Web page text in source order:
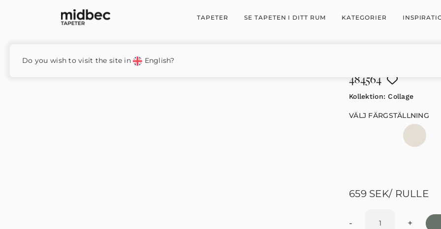
TAPETER SE TAPETEN I DITT RUM KATEGORIER
Hem Collage / 484564
484564
Kollektion:Collage
VÄLJ FÄRGSTÄLLNING
659 SEK/ RULLE
- +
Do you wish to visit the site in English?